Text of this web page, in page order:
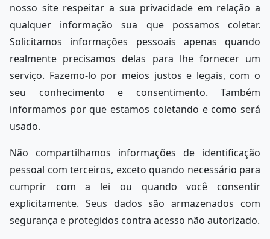
nosso site respeitar a sua privacidade em relação a
qualquer informação sua que possamos coletar.
Solicitamos informações pessoais apenas quando
realmente precisamos delas para lhe fornecer um
serviço. Fazemo-lo por meios justos e legais, com o
seu conhecimento e consentimento. Também
informamos por que estamos coletando e como será
usado.
Não compartilhamos informações de identificação
pessoal com terceiros, exceto quando necessário para
cumprir com a lei ou quando você consentir
explicitamente. Seus dados são armazenados com
segurança e protegidos contra acesso não autorizado.